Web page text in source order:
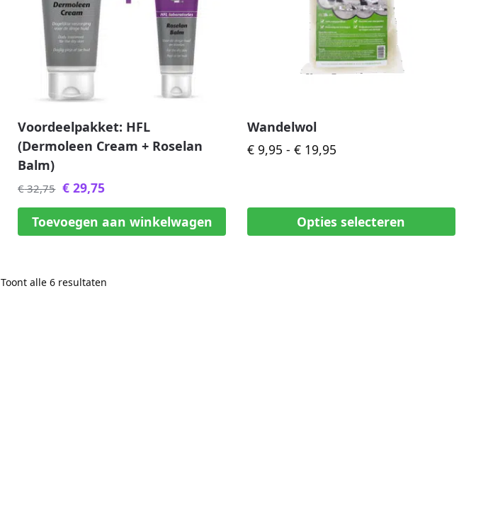
Voordeelpakket: HFL
(Dermoleen Cream + Roselan
Balm)
€32,75 € 29,75
Toevoegen aan winkelwagen
Wandelwol
€ 9,95 - € 19,95
Opties selecteren
Toont alle 6 resultaten